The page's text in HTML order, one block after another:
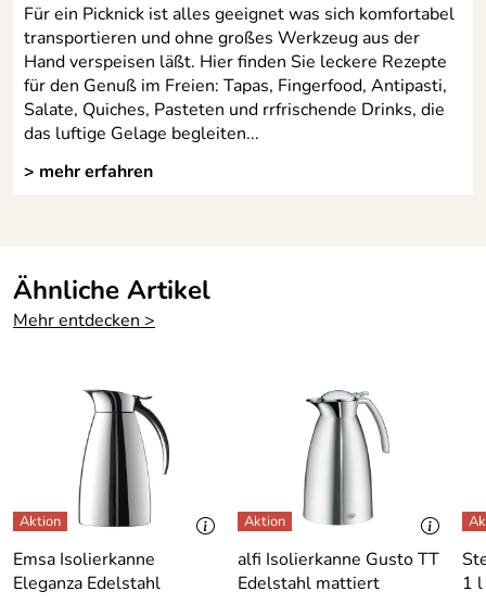
Für ein Picknick ist alles geeignet was sich komfortabel
transportieren und ohne großes Werkzeug aus der
Hand verspeisen läßt. Hier finden Sie leckere Rezepte
für den Genuß im Freien: Tapas, Fingerfood, Antipasti,
Salate, Quiches, Pasteten und rrfrischende Drinks, die
das luftige Gelage begleiten...
> mehr erfahren
Ähnliche Artikel
Mehr entdecken >
Emsa Isolierkanne
Eleganza Edelstahl
alfi Isolierkanne Gusto TT
Edelstahl mattiert
1